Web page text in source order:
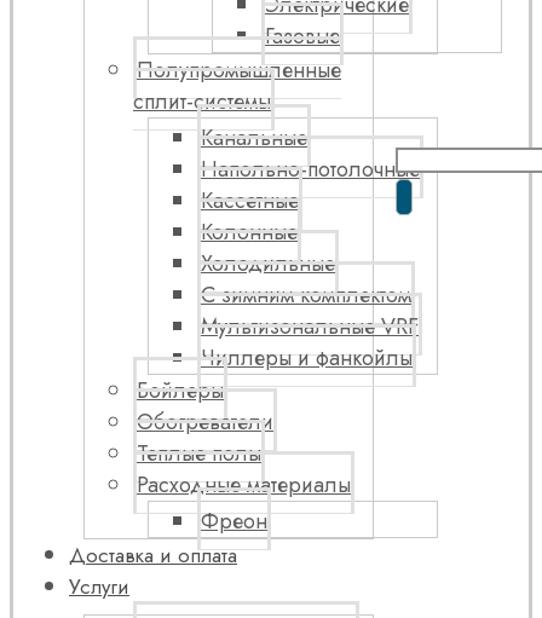
Газовые
Полупромышленные
сплит-системы
Канальные
Напольно-потолочные
Кассетные
Колонные
Холодильные
С зимним комплектом
Мультизональные VRF
Чиллеры и фанкойлы
Бойлеры
Обогреватели
Теплые полы
Расходные материалы
Фреон
Доставка и оплата
Услуги